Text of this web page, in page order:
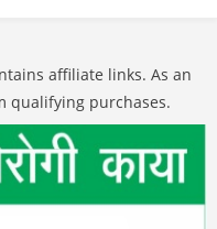
affiliate links. As an
qualifying purchases.